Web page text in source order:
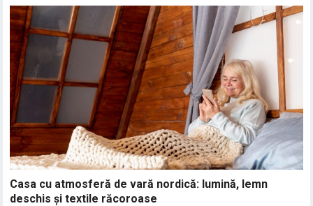
Casa cu atmosferă de vară nordică: lumină, lemn
deschis și textile răcoroase